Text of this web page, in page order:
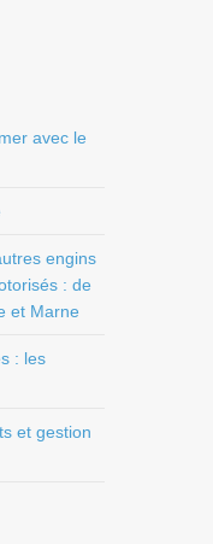
avec le
engins
: de
et Marne
: les
et gestion